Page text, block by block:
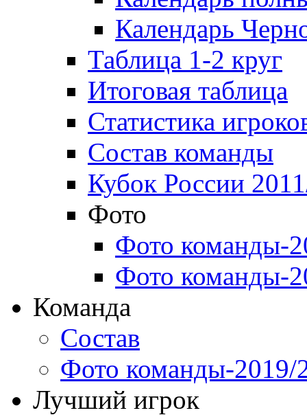
Календарь
Таблица 1-2 круг
Итоговая таблица
Статистика
Состав команды
Кубок России
Фото
Фото команды-
Фото команды-
Команда
Состав
Фото команды-2019/
Лучший игрок